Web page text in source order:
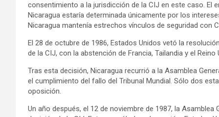
consentimiento a la jurisdicción de la CIJ en este caso. El
Nicaragua estaría determinada únicamente por los
Nicaragua mantenía estrechos vínculos de seguridad con
El 28 de octubre de 1986, Estados Unidos vetó la
de la CIJ, con la abstención de Francia, Tailandia y el Reino
Tras esta decisión, Nicaragua recurrió a la Asamblea
el cumplimiento del fallo del Tribunal Mundial. Sólo dos
oposición.
Un año después, el 12 de noviembre de 1987, la